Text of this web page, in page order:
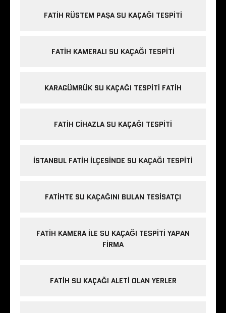
FATIH RÜSTEM PAŞA SU KAÇAĞI TESPITI
FATIH KAMERALI SU KAÇAĞI TESPITI
KARAGÜMRÜK SU KAÇAĞI TESPITI FATIH
FATIH CIHAZLA SU KAÇAĞI TESPITI
İSTANBUL FATIH ILÇESINDE SU KAÇAĞI TESPITI
FATIHTE SU KAÇAĞINI BULAN TESISATÇI
FATIH KAMERA ILE SU KAÇAĞI TESPITI YAPAN
FIRMA
FATIH SU KAÇAĞI ALETI OLAN YERLER